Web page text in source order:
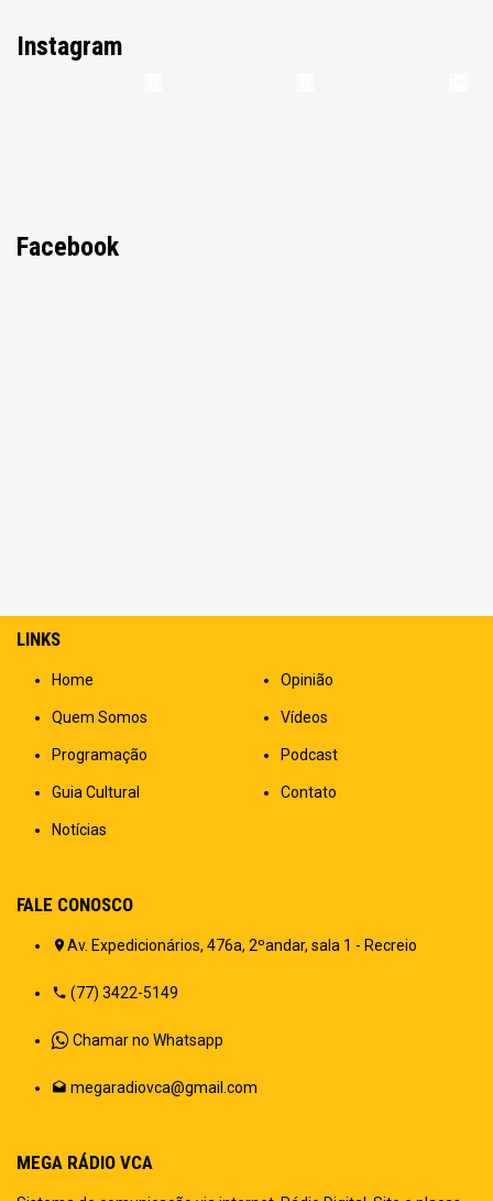
Instagram
Facebook
LINKS
Home
Quem Somos
Programação
Guia Cultural
Notícias
Opinião
Vídeos
Podcast
Contato
FALE CONOSCO
Av. Expedicionários, 476a, 2ºandar, sala 1 - Recreio
(77) 3422-5149
Chamar no Whatsapp
megaradiovca@gmail.com
MEGA RÁDIO VCA